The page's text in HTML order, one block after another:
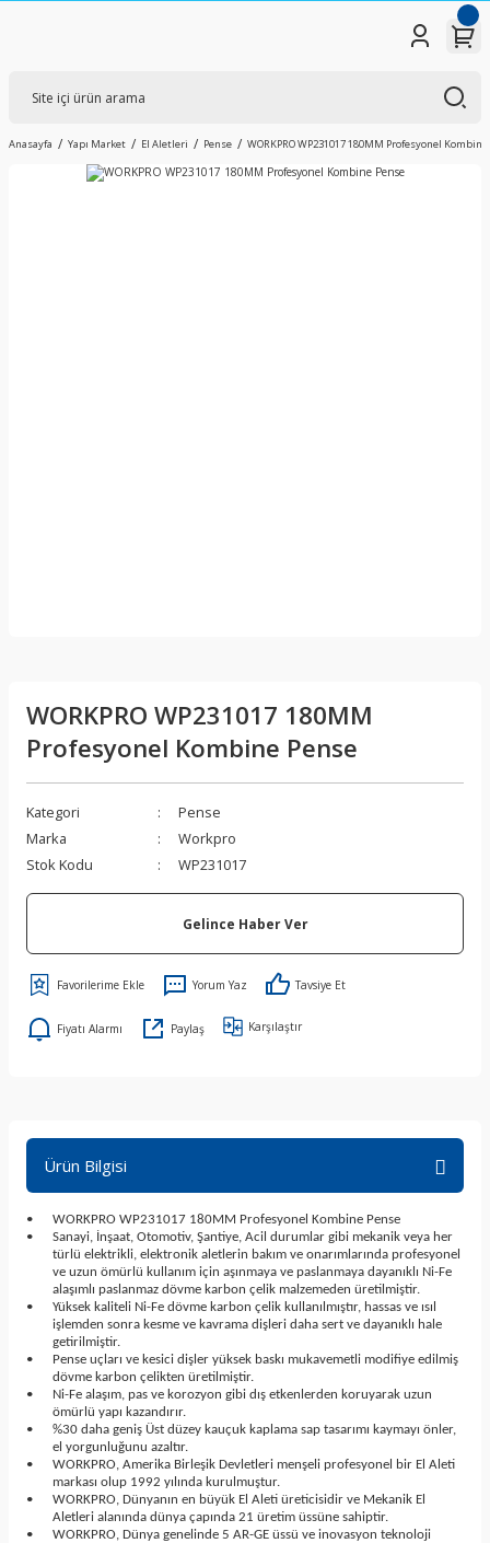
Anasayfa Yapı Market El Aletleri Pense WORKPRO WP231017 180MM Profesyonel Kombine
WORKPRO WP231017 180MM
Profesyonel Kombine Pense
Kategori
Pense
Marka
Workpro
Stok Kodu
WP231017
Gelince Haber Ver
Yorum Yaz Tavsiye Et
Fiyatı Alarmı Paylaş Karşılaştır
Ürün Bilgisi
•
WORKPRO WP231017 180MM Profesyonel Kombine Pense
•
Sanayi, İnşaat, Otomotiv, Şantiye, Acil durumlar gibi mekanik veya her
türlü elektrikli, elektronik aletlerin bakım ve onarımlarında profesyonel
ve uzun ömürlü kullanım için aşınmaya ve paslanmaya dayanıklı Ni-Fe
alaşımlı paslanmaz dövme karbon çelik malzemeden üretilmiştir.
•
Yüksek kaliteli Ni-Fe dövme karbon çelik kullanılmıştır, hassas ve ısıl
işlemden sonra kesme ve kavrama dişleri daha sert ve dayanıklı hale
getirilmiştir.
•
Pense uçları ve kesici dişler yüksek baskı mukavemetli modifiye edilmiş
dövme karbon çelikten üretilmiştir.
•
Ni-Fe alaşım, pas ve korozyon gibi dış etkenlerden koruyarak uzun
ömürlü yapı kazandırır.
•
%30 daha geniş Üst düzey kauçuk kaplama sap tasarımı kaymayı önler,
el yorgunluğunu azaltır.
•
WORKPRO, Amerika Birleşik Devletleri menşeli profesyonel bir El Aleti
markası olup 1992 yılında kurulmuştur.
•
WORKPRO, Dünyanın en büyük El Aleti üreticisidir ve Mekanik El
Aletleri alanında dünya çapında 21 üretim üssüne sahiptir.
•
WORKPRO, Dünya genelinde 5 AR-GE üssü ve inovasyon teknoloji